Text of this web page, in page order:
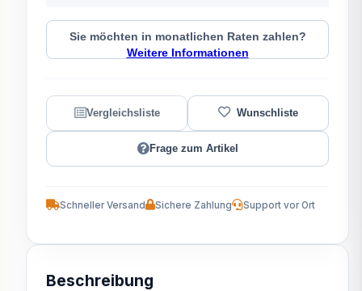
Sie möchten in monatlichen Raten zahlen?
Weitere Informationen
Frage zum Artikel
Schneller Versand Sichere Zahlung Support vor Ort
Beschreibung